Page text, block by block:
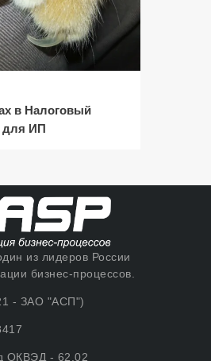
в Налоговый
для ИП
из лидеров России
бизнес-процессов.
- ЗАО "АСП")
ОКВЭД - 62.02